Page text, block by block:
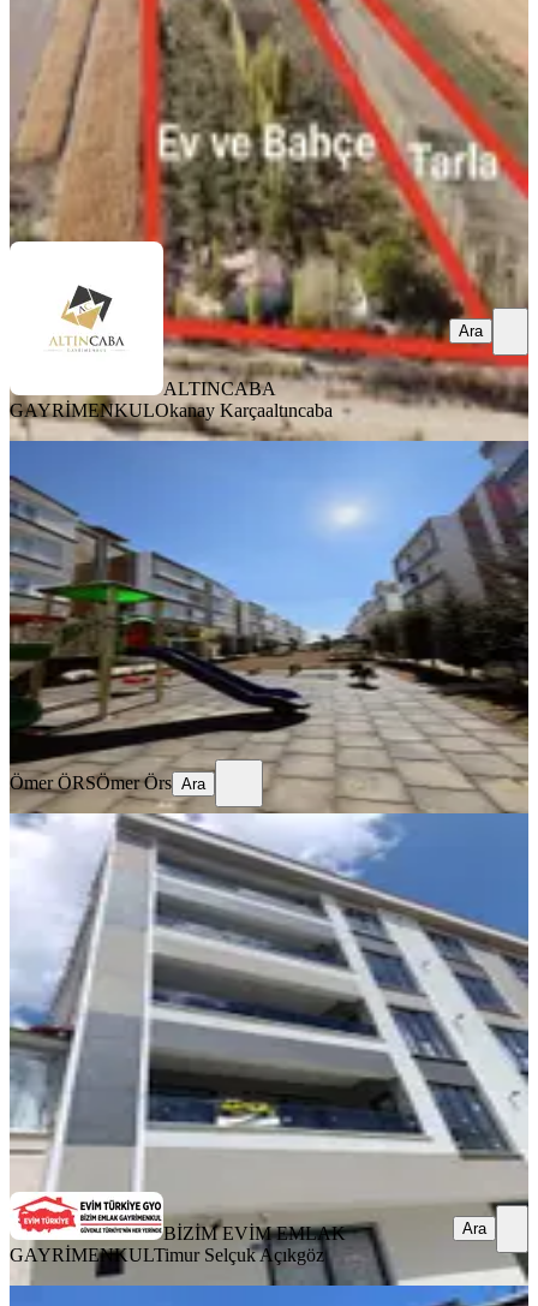
3+1
120 m²·28.06.2026
24.500.000 ₺
ALTINCABA GAYRİMENKULOkanay Karçaaltıncaba
Ara
ALTINCABA
GAYRİMENKULOkanay Karçaaltıncaba
Ara
%
Evim Şirketlerine Uygun Daire Satılık
3+1 165m2 Tapu Teslim
Çumra, Okçu Mahallesi
3+1·165 m² 11.06.2026
3.390.000 ₺3.495.000 ₺
Ömer ÖRSÖmer Örs
Ara
Ömer ÖRSÖmer Örs Ara
SIFIR BİNA
Evim Türkiye Bizim Emlaktan Çarşı
Merkezde 3+1 Sıfır Daire
Çumra, İzzetbey Mahallesi
3+1·115 m² ·1. Kat·22.05.2026
3.075.000 ₺3.150.000 ₺
BİZİM EVİM EMLAK GAYRİMENKUL Timur Selçuk Açıkgöz
Ara
BİZİM EVİM EMLAK
GAYRİMENKULTimur Selçuk Açıkgöz
Ara